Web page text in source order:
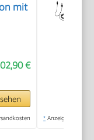
mit
€
* Anzeige